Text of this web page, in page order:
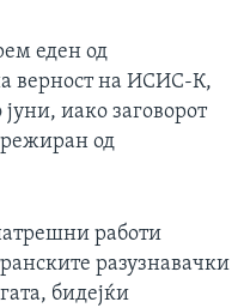
еден од
верност на ИСИС-К,
иако заговорот
од
работи
разузнавачки
бидејќи